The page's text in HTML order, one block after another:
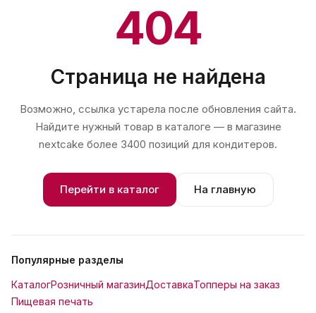
404
Страница не найдена
Возможно, ссылка устарела после обновления сайта.
Найдите нужный товар в каталоге — в магазине
nextcake более 3400 позиций для кондитеров.
Перейти в каталог На главную
Популярные разделы
КаталогРозничный магазинДоставкаТопперы на заказ
Пищевая печать